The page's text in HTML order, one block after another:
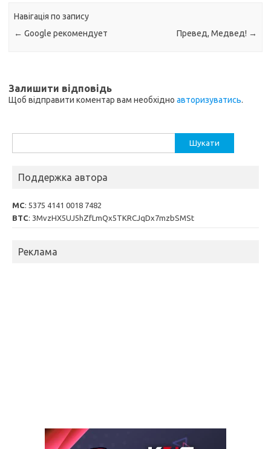
Навігація по запису
← Google рекомендует Превед, Медвед! →
Залишити відповідь
Щоб відправити коментар вам необхідно авторизуватись.
Поддержка автора
MC: 5375 4141 0018 7482
BTC: 3MvzHX5UJ5hZfLmQx5TKRCJqDx7mzbSMSt
Реклама